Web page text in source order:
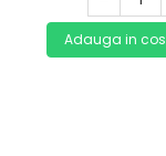
Adauga in cos